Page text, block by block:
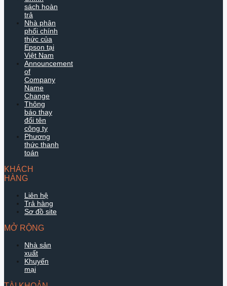
sách hoàn
trả
Nhà phân
phối chính
thức của
Epson tại
Việt Nam
Announcement
of
Company
Name
Change
Thông
báo thay
đổi tên
công ty
Phương
thức thanh
toán
KHÁCH
HÀNG
Liên hệ
Trả hàng
Sơ đồ site
MỞ RỘNG
Nhà sản
xuất
Khuyến
mại